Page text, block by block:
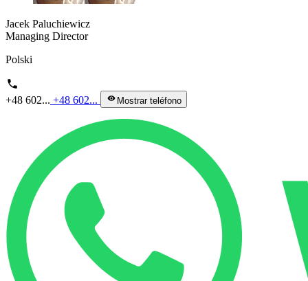
Jacek Paluchiewicz
Managing Director
Polski
phone
+48 602... +48 602... visibility Mostrar teléfono